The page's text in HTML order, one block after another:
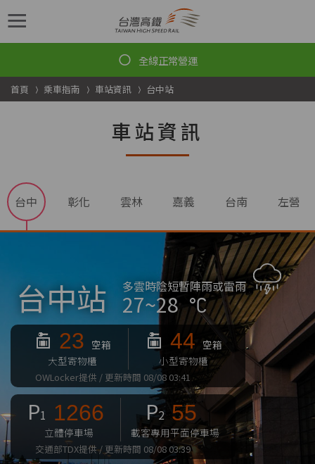
首頁 乘車指南 車站資訊 台中站
車站資訊
台中 彰化 雲林 嘉義 台南 左營
台中站 多雲時陰短暫陣雨或雷雨
27~28
23 空箱
大型寄物櫃
44 空箱
小型寄物櫃
OWLocker提供 / 更新時間 08/08 03:41
P1 1266
立體停車場
P2 55
載客專用平面停車場
交通部TDX提供 / 更新時間 08/08 03:39